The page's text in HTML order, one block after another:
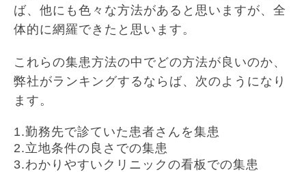
ば、他にも色々な方法があると思いますが、全
体的に網羅できたと思います。
これらの集患方法の中でどの方法が良いのか、
弊社がランキングするならば、次のようになり
ます。
1.勤務先で診ていた患者さんを集患
2.立地条件の良さでの集患
3.わかりやすいクリニックの看板での集患